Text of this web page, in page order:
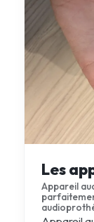
Les
Appareil